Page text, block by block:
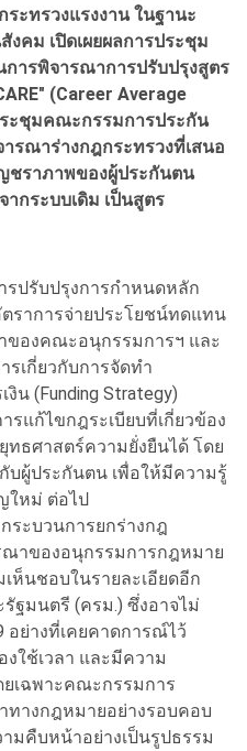
ะทรวงแรงงาน ในฐานะ
คม เปิดเผยผลการประชุม
ารพิจารณาการปรับปรุงสูตร
(Career Average
ระชุมคณะกรรมการประกัน
รณาร่างกฎกระทรวงที่เสนอ
ชราภาพของผู้ประกันตน
กระบบเดิม เป็นสูตร
ปรับปรุงการกำหนดหลัก
ราการจ่ายประโยชน์ทดแทน
องคณะอนุกรรมการฯ และ
เกี่ยวกับการจัดทำ
น (Funding Strategy)
แก้ไขกฎระเบียบที่เกี่ยวข้อง
ทธศาสตร์ความยั่งยืนได้ โดย
บผู้ประกันตน เพื่อให้มีความรู้
ใหม่ ต่อไป
ระบวนการยกร่างกฎ
ณาของอนุกรรมการกฎหมาย
ห็นชอบในรายละเอียดอีก
ฐมนตรี (ครม.) ซึ่งอาจไม่
อย่างที่เคยคาดการณ์ไว้
ใช้เวลา และมีความ
ยเฉพาะคณะกรรมการ
างกฎหมายอย่างรอบคอบ
มคืบหน้าอย่างเป็นรูปธรรม